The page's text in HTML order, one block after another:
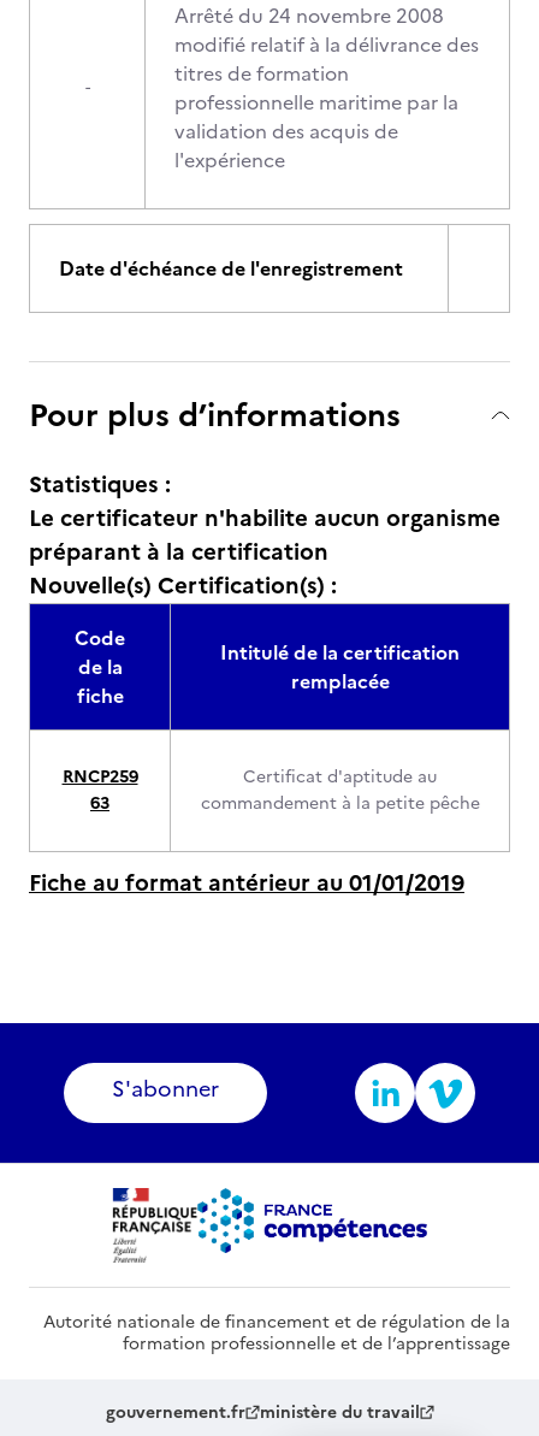
-
Arrêté du 24 novembre 2008
modifié relatif à la délivrance des
titres de formation
professionnelle maritime par la
validation des acquis de
l'expérience
Date d'échéance de l'enregistrement
Pour plus d’informations
Statistiques :
Le certificateur n'habilite aucun organisme
préparant à la certification
Nouvelle(s) Certification(s) :
Code
de la
fiche
Intitulé de la certification
remplacée
RNCP259
63
Certificat d'aptitude au
commandement à la petite pêche
Fiche au format antérieur au 01/01/2019
S'abonner
Autorité nationale de financement et de régulation de la
formation professionnelle et de l’apprentissage
gouvernement.fr ministère du travail